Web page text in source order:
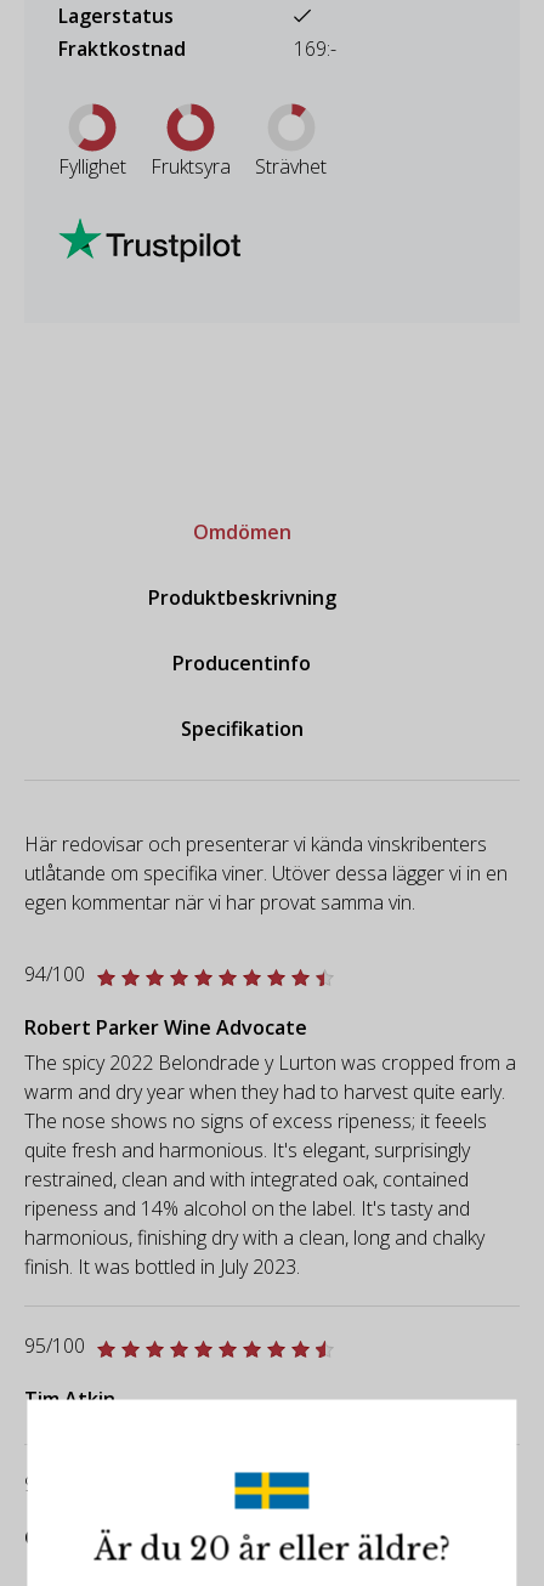
Lagerstatus
Fraktkostnad
169:-
Fyllighet Fruktsyra Strävhet
Omdömen
Produktbeskrivning
Producentinfo
Specifikation
Här redovisar och presenterar vi kända vinskribenters
utlåtande om specifika viner. Utöver dessa lägger vi in en
egen kommentar när vi har provat samma vin.
94/100
Robert Parker Wine Advocate
The spicy 2022 Belondrade y Lurton was cropped from a
warm and dry year when they had to harvest quite early.
The nose shows no signs of excess ripeness; it feeels
quite fresh and harmonious. It's elegant, surprisingly
restrained, clean and with integrated oak, contained
ripeness and 14% alcohol on the label. It's tasty and
harmonious, finishing dry with a clean, long and chalky
finish. It was bottled in July 2023.
95/100
Tim Atkin
99/100
Guia PeñinÄr du 20 år eller äldre?